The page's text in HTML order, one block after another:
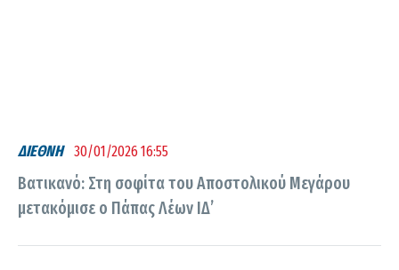
ΔΙΕΘΝΗ 30/01/2026 16:55
Βατικανό: Στη σοφίτα του Αποστολικού Μεγάρου
μετακόμισε ο Πάπας Λέων ΙΔ’